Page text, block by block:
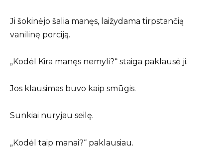
Ji šokinėjo šalia manęs, laižydama tirpstančią
vanilinę porciją.
„Kodėl Kira manęs nemyli?“ staiga paklausė ji.
Jos klausimas buvo kaip smūgis.
Sunkiai nuryjau seilę.
„Kodėl taip manai?“ paklausiau.